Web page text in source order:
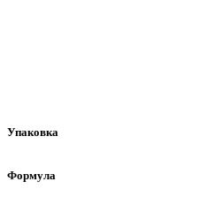
Упаковка
Формула